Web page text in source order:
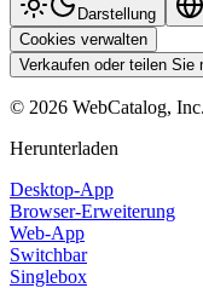
Darstellung
Cookies verwalten
Verkaufen oder teilen Sie
© 2026 WebCatalog, Inc.
Herunterladen
Desktop-App
Browser-Erweiterung
Web-App
Switchbar
Singlebox